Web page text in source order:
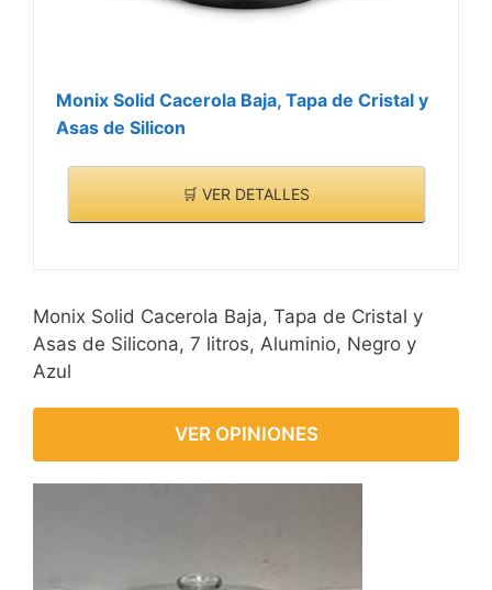
Monix Solid Cacerola Baja, Tapa de Cristal y
Asas de Silicon
🛒 VER DETALLES
Monix Solid Cacerola Baja, Tapa de Cristal y
Asas de Silicona, 7 litros, Aluminio, Negro y
Azul
VER OPINIONES